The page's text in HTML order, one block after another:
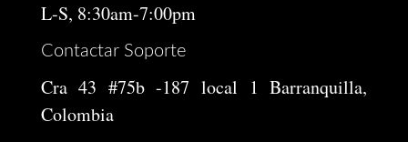
L-S, 8:30am-7:00pm
Contactar Soporte
Cra 43 #75b -187 local 1 Barranquilla,
Colombia